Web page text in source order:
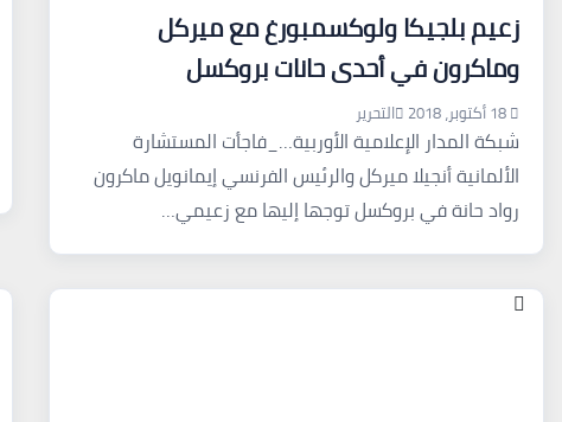
زعيم بلجيكا ولوكسمبورغ مع ميركل
وماكرون في أحدى حانات بروكسل
18 أكتوبر، 2018 التحرير
شبكة المدار الإعلامية الأوربية…_فاجأت المستشارة
الألمانية أنجيلا ميركل والرئيس الفرنسي إيمانويل ماكرون
رواد حانة في بروكسل توجها إليها مع زعيمي…